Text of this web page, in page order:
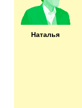
Наталья